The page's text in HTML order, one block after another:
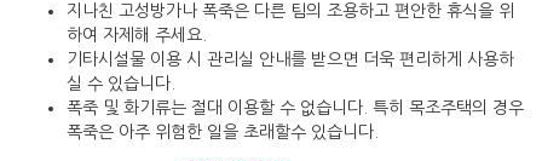
지나친 고성방가나 폭죽은 다른 팀의 조용하고 편안한 휴식을 위
하여 자제해 주세요.
기타시설물 이용 시 관리실 안내를 받으면 더욱 편리하게 사용하
실 수 있습니다.
폭죽 및 화기류는 절대 이용할 수 없습니다. 특히 목조주택의 경우
폭죽은 아주 위험한 일을 초래할수 있습니다.